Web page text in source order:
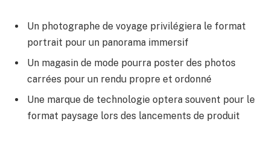
Un photographe de voyage privilégiera le format
portrait pour un panorama immersif
Un magasin de mode pourra poster des photos
carrées pour un rendu propre et ordonné
Une marque de technologie optera souvent pour le
format paysage lors des lancements de produit